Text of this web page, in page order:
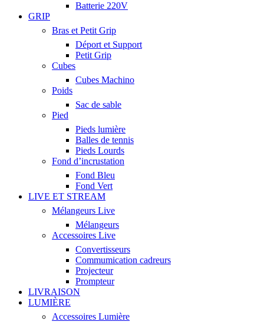
Batterie 220V
GRIP
Bras et Petit Grip
Déport et Support
Petit Grip
Cubes
Cubes Machino
Poids
Sac de sable
Pied
Pieds lumière
Balles de tennis
Pieds Lourds
Fond d’incrustation
Fond Bleu
Fond Vert
LIVE ET STREAM
Mélangeurs Live
Mélangeurs
Accessoires Live
Convertisseurs
Commumication cadreurs
Projecteur
Prompteur
LIVRAISON
LUMIÈRE
Accessoires Lumière